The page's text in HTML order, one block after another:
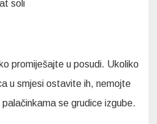
soli
promiješajte u posudi. Ukoliko
u smjesi ostavite ih, nemojte
se grudice izgube.